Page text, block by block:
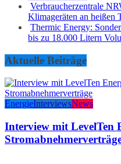
Verbraucherzentrale
Klimageräten an heißen
Thermic Energy:
bis zu 18.000 Litern
Aktuelle Beiträge
EnergieInterviewsNews
Interview mit LevelTen